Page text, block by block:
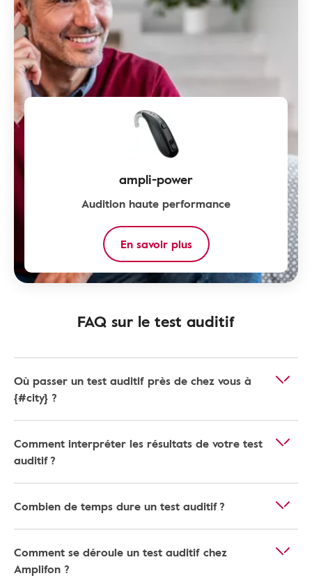
ampli-power
Audition haute performance
En savoir plus
FAQ sur le test auditif
Où passer un test auditif près de chez vous à
{#city} ?
Comment interpréter les résultats de votre test
auditif ?
Combien de temps dure un test auditif ?
Comment se déroule un test auditif chez
Amplifon ?